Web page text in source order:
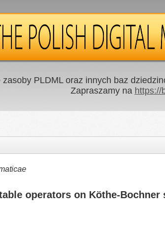
zasoby PLDML oraz innych baz
Zapraszamy na https://
operators on Köthe-Bochner